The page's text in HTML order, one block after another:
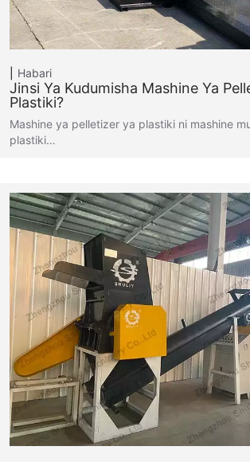
Habari
Jinsi Ya Kudumisha Mashine Ya
Plastiki?
Mashine ya pelletizer ya plastiki ni mashine
plastiki…